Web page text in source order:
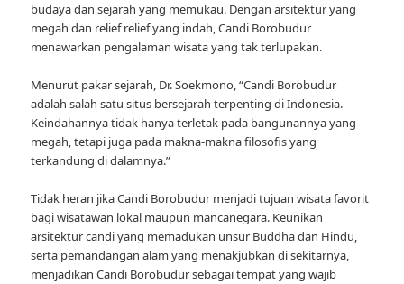
budaya dan sejarah yang memukau. Dengan arsitektur yang
megah dan relief relief yang indah, Candi Borobudur
menawarkan pengalaman wisata yang tak terlupakan.
Menurut pakar sejarah, Dr. Soekmono, “Candi Borobudur
adalah salah satu situs bersejarah terpenting di Indonesia.
Keindahannya tidak hanya terletak pada bangunannya yang
megah, tetapi juga pada makna-makna filosofis yang
terkandung di dalamnya.”
Tidak heran jika Candi Borobudur menjadi tujuan wisata favorit
bagi wisatawan lokal maupun mancanegara. Keunikan
arsitektur candi yang memadukan unsur Buddha dan Hindu,
serta pemandangan alam yang menakjubkan di sekitarnya,
menjadikan Candi Borobudur sebagai tempat yang wajib